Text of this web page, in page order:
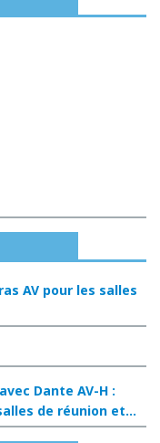
AV pour les salles
Dante AV-H :
de réunion et